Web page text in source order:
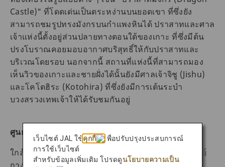
Castle)" ที่โดดเด่นเป็นตระหง่านบนยอดเขา ที่ซึ่งยัง
สามารถชมรูปทรงมังกรบนกำแพงหินได้ ปราสาทและศาล
เจ้าแห่งนี้ตั้งอยู่ส่วนปลายทางตอนใต้ของเกาะ ที่ซึ่งมีต้น
ปรงโบราณคอยมอบอากาศบริสุทธิ์ให้กับปราสาทและ
บริเวณโดยรอบ นอกจากนี้ สถานที่แห่งนี้ที่สามารถมอง
เห็นวิวของเกาะและชายฝั่งได้นั้นยังมีศาลเจ้าจิชู (Jishu)
และโคโตฮิระ (Kotohira) ที่ซึ่งยังมีการเต้นระบำ
บวงสรวงเทพเจ้าให้ได้รับชมกันอยู่
ศูนย์กางเขนใต้
ใกล้ ๆ กับปราสาทและศาลเจ้าโยรนนั้นเป็นที่ตั้งของศูนย์
เว็บไซต์ JAL ใช้ คุกกี้
เพื่อปรับปรุงประสบการณ์
การใช้เว็บไซต์
สำหรับข้อมูลเพิ่มเติม โปรดดูนโยบายความเป็น